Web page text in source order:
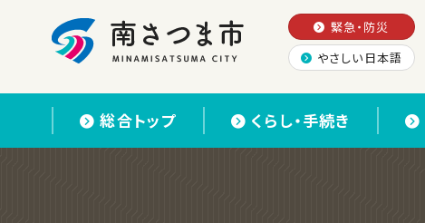
緊急・防災
やさしい日本語
総合トップ くらし・手続き